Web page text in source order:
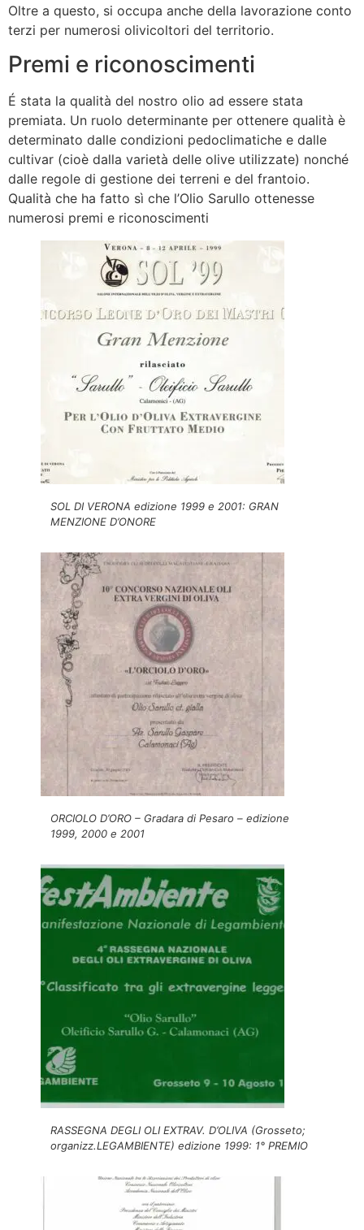
Oltre a questo, si occupa anche della lavorazione conto
terzi per numerosi olivicoltori del territorio.
Premi e riconoscimenti
É stata la qualità del nostro olio ad essere stata
premiata. Un ruolo determinante per ottenere qualità è
determinato dalle condizioni pedoclimatiche e dalle
cultivar (cioè dalla varietà delle olive utilizzate) nonché
dalle regole di gestione dei terreni e del frantoio.
Qualità che ha fatto sì che l’Olio Sarullo ottenesse
numerosi premi e riconoscimenti
SOL DI VERONA edizione 1999 e 2001: GRAN
MENZIONE D’ONORE
ORCIOLO D’ORO – Gradara di Pesaro – edizione
1999, 2000 e 2001
RASSEGNA DEGLI OLI EXTRAV. D’OLIVA (Grosseto;
organizz.LEGAMBIENTE) edizione 1999: 1° PREMIO